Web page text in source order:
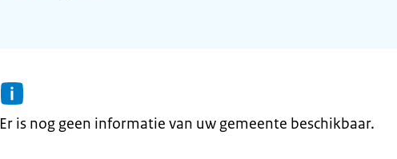
Informatie:
Er is nog geen informatie van uw gemeente beschikbaar.